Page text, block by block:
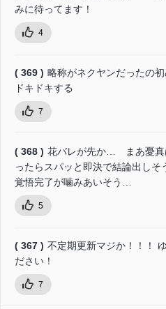
みに待ってます！
4
( 369 ) 略称がネクヤンだったの
ドキドキする
7
( 368 ) 花バレが先か… まあ憂真
ったらスパッと即決で結論出し
覚悟完了が噛みあいそう…
5
( 367 ) 不定期更新マジか！！！
ださい！
7